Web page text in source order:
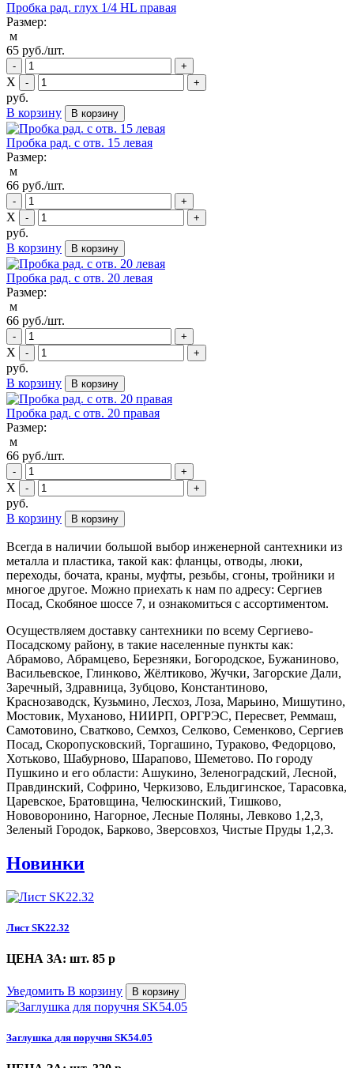
Пробка рад. глух 1/4 HL правая
Размер:
м
65 руб./шт.
- +
Х - +
руб.
В корзину
В корзину
Пробка рад. с отв. 15 левая
Размер:
м
66 руб./шт.
- +
Х - +
руб.
В корзину
В корзину
Пробка рад. с отв. 20 левая
Размер:
м
66 руб./шт.
- +
Х - +
руб.
В корзину
В корзину
Пробка рад. с отв. 20 правая
Размер:
м
66 руб./шт.
- +
Х - +
руб.
В корзину
В корзину
Всегда в наличии большой выбор инженерной сантехники из
металла и пластика, такой как: фланцы, отводы, люки,
переходы, бочата, краны, муфты, резьбы, сгоны, тройники и
многое другое. Можно приехать к нам по адресу: Сергиев
Посад, Скобяное шоссе 7, и ознакомиться с ассортиментом.
Осуществляем доставку сантехники по всему Сергиево-
Посадскому району, в такие населенные пункты как:
Абрамово, Абрамцево, Березняки, Богородское, Бужаниново,
Васильевское, Глинково, Жёлтиково, Жучки, Загорские Дали,
Заречный, Здравница, Зубцово, Константиново,
Краснозаводск, Кузьмино, Лесхоз, Лоза, Марьино, Мишутино,
Мостовик, Муханово, НИИРП, ОРГРЭС, Пересвет, Реммаш,
Самотовино, Сватково, Семхоз, Селково, Семенково, Сергиев
Посад, Скоропусковский, Торгашино, Тураково, Федорцово,
Хотьково, Шабурново, Шарапово, Шеметово. По городу
Пушкино и его области: Ашукино, Зеленоградский, Лесной,
Правдинский, Софрино, Черкизово, Ельдигинское, Тарасовка,
Царевское, Братовщина, Челюскинский, Тишково,
Нововоронино, Нагорное, Лесные Поляны, Левково 1,2,3,
Зеленый Городок, Барково, Зверсовхоз, Чистые Пруды 1,2,3.
Новинки
Лист SK22.32
ЦЕНА ЗА: шт. 85 p
Уведомить В корзину В корзину
Заглушка для поручня SK54.05